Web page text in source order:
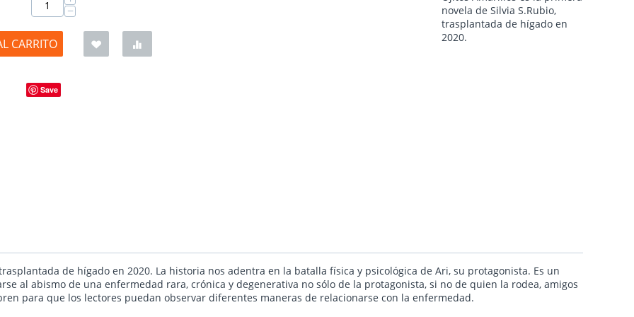
novela de Silvia S.Rubio,
trasplantada de hígado en
2020.
−
CARRITO
Save
de hígado en 2020. La historia nos adentra en la batalla física y psicológica de Ari, su protagonista. Es un
al abismo de una enfermedad rara, crónica y degenerativa no sólo de la protagonista, si no de quien la rodea, amigos
para que los lectores puedan observar diferentes maneras de relacionarse con la enfermedad.